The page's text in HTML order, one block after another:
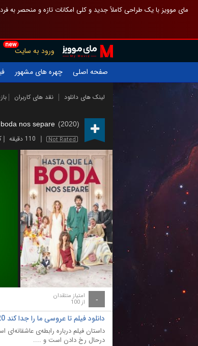
مای موویز با یک طراحی کاملاً جدید و کلی امکانات تازه و منحصر
new
ورود به سایت
صفحه اصلی
چهره های مشهور
لینک های دانلود نقد های کاربران
nos separe (2020)
Not Rated 110 دقیقه
- امتیاز منتقدان
از 100
دانلود فیلم تا عروسی ما را جدا کند Hasta que la boda nos separe 2020
داستان فیلم درباره رابطه‌ی
درحال رخ دادن است و ....